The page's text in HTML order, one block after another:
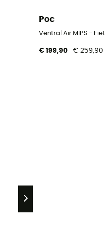
Poc
Ventral Air MIPS -
€ 199,90 € 259,90